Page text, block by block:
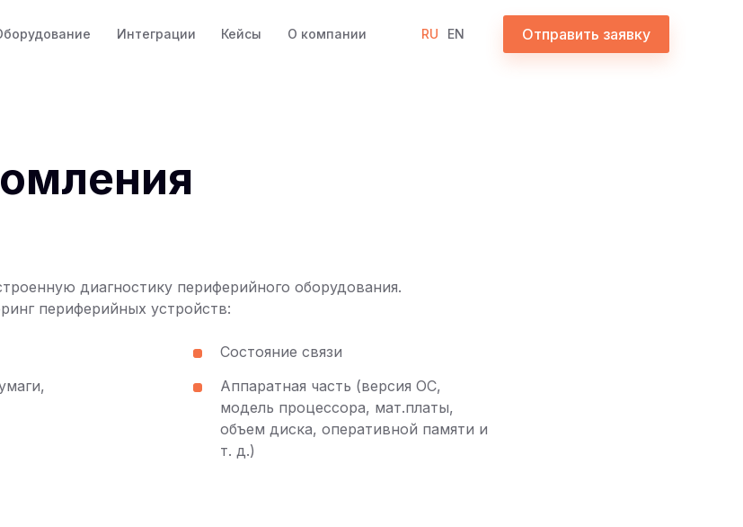
Интеграции Кейсы О компании RU EN Отправить заявку
диагностику периферийного оборудования.
периферийных устройств:
Состояние связи
Аппаратная часть (версия ОС,
модель процессора, мат.платы,
объем диска, оперативной памяти и
т. д.)